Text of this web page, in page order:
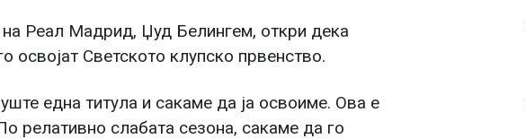
Реал Мадрид, Џуд Белингем, откри дека
освојат Светското клупско првенство.
една титула и сакаме да ја освоиме. Ова е
релативно слабата сезона, сакаме да го